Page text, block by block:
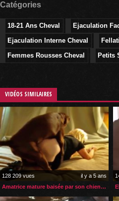
Catégories
18-21 Ans Cheval
Ejaculation
Ejaculation Interne Cheval
Femmes Rousses Cheval
Petits
VIDÉOS SIMILAIRES
128 209 vues
il y a 5 ans
Amatrice mature baisée par son chien dès son retour